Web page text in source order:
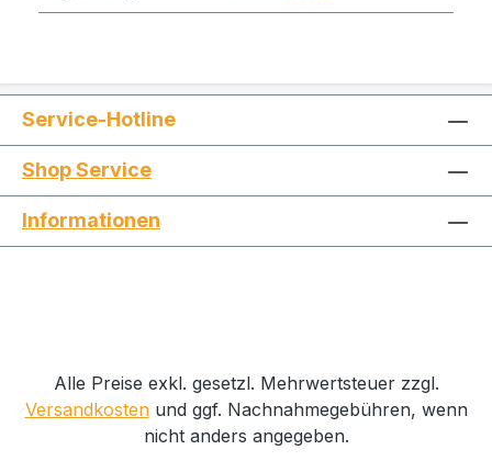
Service-Hotline
Shop Service
Informationen
Alle Preise exkl. gesetzl. Mehrwertsteuer zzgl.
Versandkostenund ggf. Nachnahmegebühren, wenn
nicht anders angegeben.